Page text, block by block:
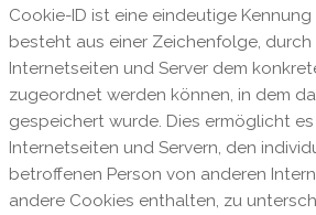
Cookie-ID ist eine eindeutige Kennung
besteht aus einer Zeichenfolge,
Internetseiten und Server dem
zugeordnet werden können, in dem
gespeichert wurde. Dies ermöglicht
Internetseiten und Servern, den
betroffenen Person von anderen
andere Cookies enthalten, zu